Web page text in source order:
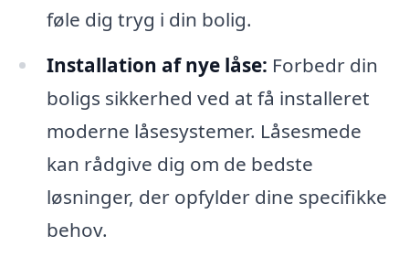
føle dig tryg i din bolig.
Installation af nye låse: Forbedr din
boligs sikkerhed ved at få installeret
moderne låsesystemer. Låsesmede
kan rådgive dig om de bedste
løsninger, der opfylder dine specifikke
behov.